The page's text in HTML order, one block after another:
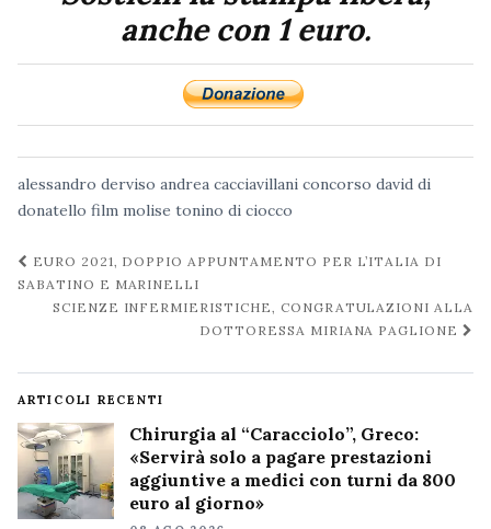
anche con 1 euro.
alessandro derviso andrea cacciavillani concorso david di
donatello film molise tonino di ciocco
Navigazione
post
EURO 2021, DOPPIO APPUNTAMENTO PER L’ITALIA DI
SABATINO E MARINELLI
SCIENZE INFERMIERISTICHE, CONGRATULAZIONI ALLA
DOTTORESSA MIRIANA PAGLIONE
ARTICOLI RECENTI
Chirurgia al “Caracciolo”, Greco:
«Servirà solo a pagare prestazioni
aggiuntive a medici con turni da 800
euro al giorno»